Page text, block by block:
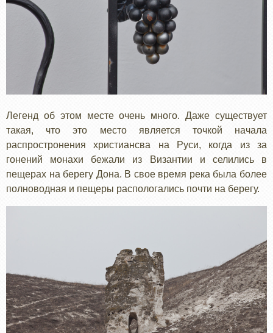
Легенд об этом месте очень много. Даже существует
такая, что это место является точкой начала
распростронения христиансва на Руси, когда из за
гонений монахи бежали из Византии и селились в
пещерах на берегу Дона. В свое время река была более
полноводная и пещеры распологались почти на берегу.